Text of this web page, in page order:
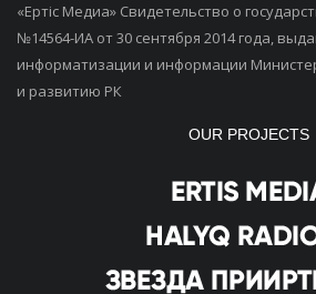
«Ертiс Медиа» Свидетельство о
№14564-ИА от 30 сентября 2014 года,
информатизации и информации
и развитию РК
OUR PROJECTS